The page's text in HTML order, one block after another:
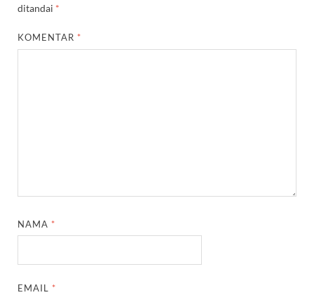
ditandai *
KOMENTAR *
NAMA *
EMAIL *